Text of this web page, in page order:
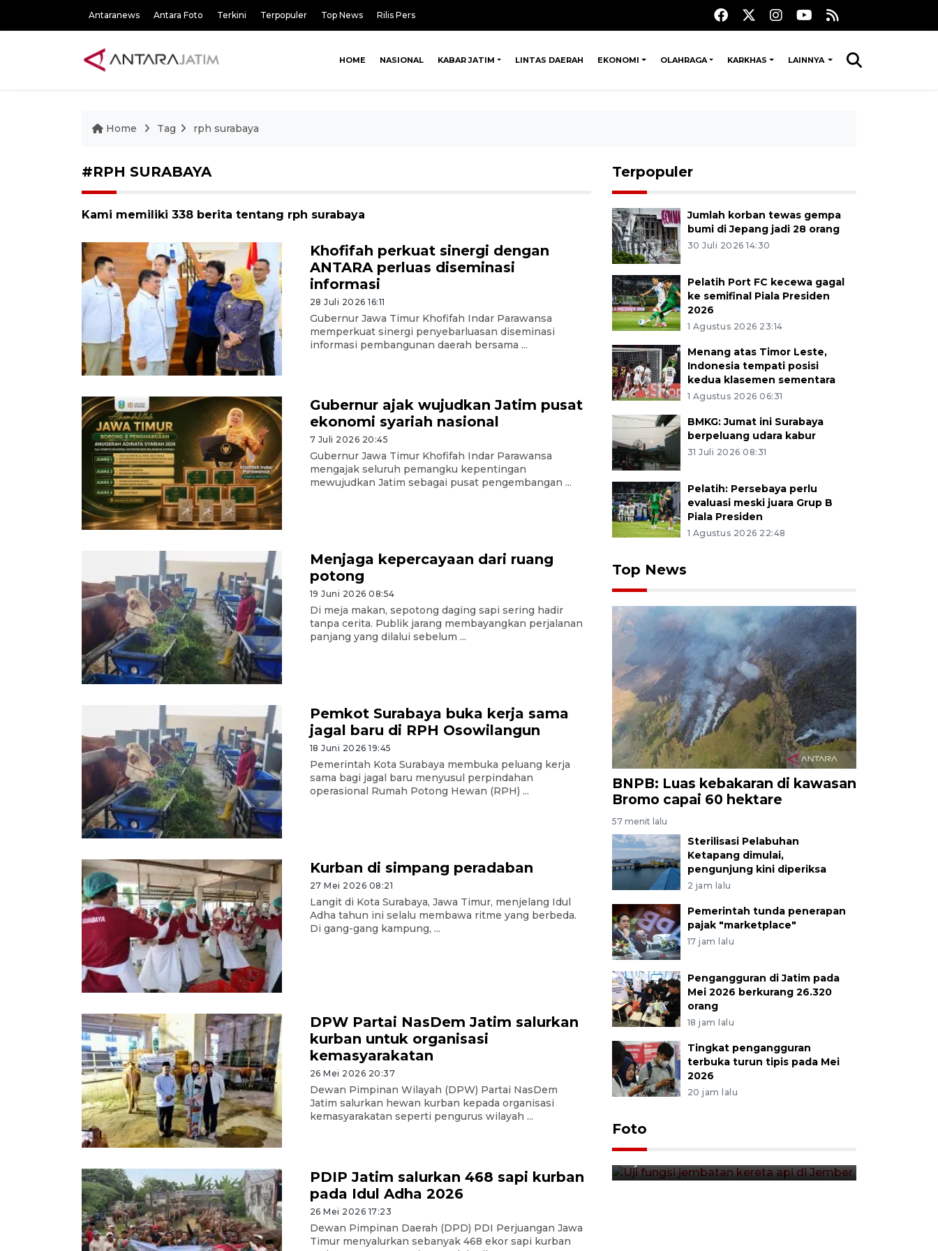
Antaranews Antara Foto Terkini Terpopuler Top News Rilis Pers
HOME NASIONAL KABAR JATIM LINTAS DAERAH EKONOMI OLAHRAGA KARKHAS LAINNYA
Home Tag rph surabaya
#RPH SURABAYA
Kami memiliki 338 berita tentang rph surabaya
Khofifah perkuat sinergi dengan
ANTARA perluas diseminasi
informasi
28 Juli 2026 16:11
Gubernur Jawa Timur Khofifah Indar Parawansa
memperkuat sinergi penyebarluasan diseminasi
informasi pembangunan daerah bersama ...
Gubernur ajak wujudkan Jatim pusat
ekonomi syariah nasional
7 Juli 2026 20:45
Gubernur Jawa Timur Khofifah Indar Parawansa
mengajak seluruh pemangku kepentingan
mewujudkan Jatim sebagai pusat pengembangan ...
Menjaga kepercayaan dari ruang
potong
19 Juni 2026 08:54
Di meja makan, sepotong daging sapi sering hadir
tanpa cerita. Publik jarang membayangkan perjalanan
panjang yang dilalui sebelum ...
Pemkot Surabaya buka kerja sama
jagal baru di RPH Osowilangun
18 Juni 2026 19:45
Pemerintah Kota Surabaya membuka peluang kerja
sama bagi jagal baru menyusul perpindahan
operasional Rumah Potong Hewan (RPH) ...
Kurban di simpang peradaban
27 Mei 2026 08:21
Langit di Kota Surabaya, Jawa Timur, menjelang Idul
Adha tahun ini selalu membawa ritme yang berbeda.
Di gang-gang kampung, ...
DPW Partai NasDem Jatim salurkan
kurban untuk organisasi
kemasyarakatan
26 Mei 2026 20:37
Dewan Pimpinan Wilayah (DPW) Partai NasDem
Jatim salurkan hewan kurban kepada organisasi
kemasyarakatan seperti pengurus wilayah ...
PDIP Jatim salurkan 468 sapi kurban
pada Idul Adha 2026
26 Mei 2026 17:23
Dewan Pimpinan Daerah (DPD) PDI Perjuangan Jawa
Timur menyalurkan sebanyak 468 ekor sapi kurban
Terpopuler
Jumlah korban tewas gempa
bumi di Jepang jadi 28 orang
30 Juli 2026 14:30
Pelatih Port FC kecewa gagal
ke semifinal Piala Presiden
2026
1 Agustus 2026 23:14
Menang atas Timor Leste,
Indonesia tempati posisi
kedua klasemen sementara
1 Agustus 2026 06:31
BMKG: Jumat ini Surabaya
berpeluang udara kabur
31 Juli 2026 08:31
Pelatih: Persebaya perlu
evaluasi meski juara Grup B
Piala Presiden
1 Agustus 2026 22:48
Top News
BNPB: Luas kebakaran di kawasan
Bromo capai 60 hektare
57 menit lalu
Sterilisasi Pelabuhan
Ketapang dimulai,
pengunjung kini diperiksa
2 jam lalu
Pemerintah tunda penerapan
pajak "marketplace"
17 jam lalu
Pengangguran di Jatim pada
Mei 2026 berkurang 26.320
orang
18 jam lalu
Tingkat pengangguran
terbuka turun tipis pada Mei
2026
20 jam lalu
Foto
11 jam lalu
Uji fungsi jembatan kereta api
di Jember